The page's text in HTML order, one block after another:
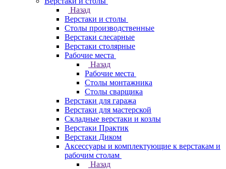
Назад
Верстаки и столы
Столы производственные
Верстаки слесарные
Верстаки столярные
Рабочие места
Назад
Рабочие места
Столы монтажника
Столы сварщика
Верстаки для гаража
Верстаки для мастерской
Складные верстаки и козлы
Верстаки Практик
Верстаки Диком
Аксессуары и комплектующие к верстакам и
рабочим столам
Назад